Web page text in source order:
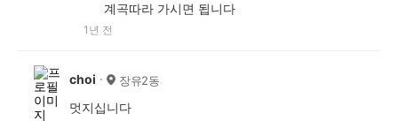
계곡따라 가시면 됩니다
1년 전
choi 장유2동
멋지십니다